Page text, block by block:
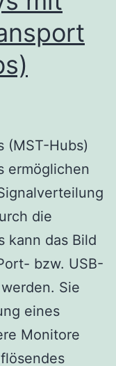
(MST-Hubs)
ermöglichen
die
kann das Bild
bzw. USB-
Sie
eines
Monitore